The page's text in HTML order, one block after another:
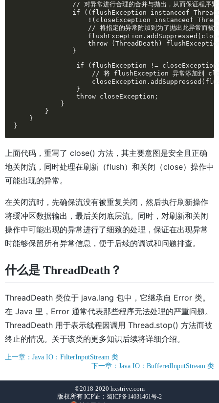
// 对异常进行合理的合并与抛出，从而保证程序异常处
if ((flushException instanceof
!(closeException instanceof
// 将指定的异常附加到为了抛出此异常而被抑制
throw (ThreadDeath)
}
if (flushException !=
// 将 flushException 异常添加到
}
throw closeException;
}
}
}
}
上面代码，重写了 close() 方法，其主要意图是安全且正确
地关闭流，同时处理在刷新（flush）和关闭（close）操作中
可能出现的异常。
在关闭流时，先确保流没有被重复关闭，然后执行刷新操作
将缓冲区数据输出，最后关闭底层流。同时，对刷新和关闭
操作中可能出现的异常进行了细致的处理，保证在出现异常
时能够保留所有异常信息，便于后续的调试和问题排查。
什么是 ThreadDeath？
ThreadDeath 类位于 java.lang 包中，它继承自 Error 类。
在 Java 里，Error 通常代表那些程序无法处理的严重问题。
ThreadDeath 用于表示线程因调用 Thread.stop() 方法而被
终止的情况。关于该类的更多知识后续将详细介绍。
上一章：Java IO：FilterInputStream 类
下一章：Java IO：BufferedInputStream 类
©2018-2020 hxstrive.com
版权所有 ICP证： 蜀ICP备14031461号-2